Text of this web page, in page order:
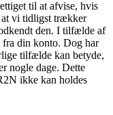
til at afvise, hvis
vi tidligst trækker
den. I tilfælde af
din konto. Dog har
tilfælde kan betyde,
nogle dage. Dette
ikke kan holdes